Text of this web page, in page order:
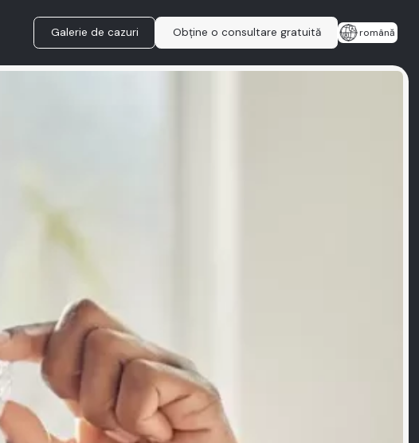
Galerie de cazuri Obține o consultare gratuită română